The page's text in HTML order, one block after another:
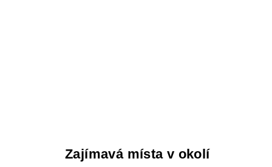
Zajímavá místa v okolí